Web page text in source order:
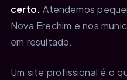
certo. Atendemos
Nova Erechim e nos
em resultado.
Um site profissional é o